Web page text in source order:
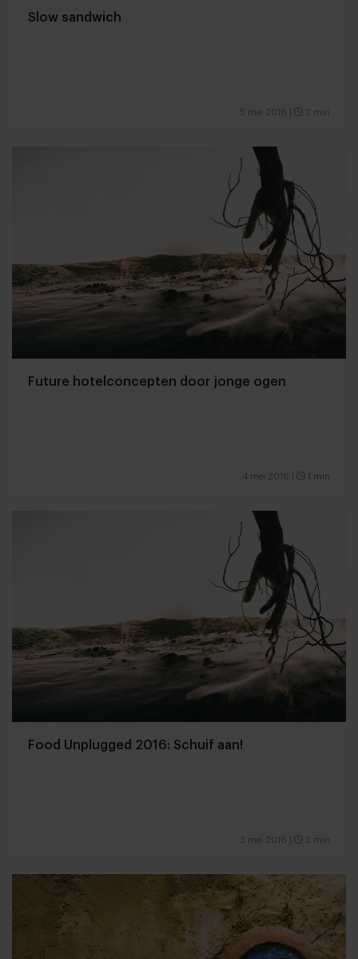
Slow sandwich
5 mei 2016 2 min
Future hotelconcepten door jonge ogen
4 mei 2016 1 min
Food Unplugged 2016: Schuif aan!
3 mei 2016 2 min